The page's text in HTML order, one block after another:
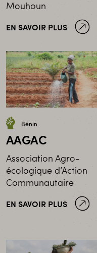
Mouhoun
EN SAVOIR PLUS
Bénin
AAGAC
Association Agro-
écologique d’Action
Communautaire
EN SAVOIR PLUS